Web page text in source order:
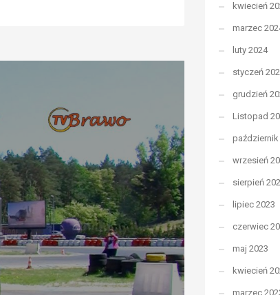
kwiecień
marzec
luty 2024
styczeń
grudzień
Listopad
październik
wrzesień
sierpień
lipiec 2023
czerwiec
maj 2023
kwiecień
marzec